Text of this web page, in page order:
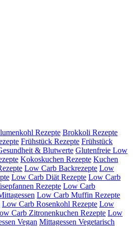
Rezepte Brokkoli Rezepte
Frühstück Rezepte Frühstück
& Blutwerte Glutenfreie Low
Kokoskuchen Rezepte Kuchen
Low Carb Backrezepte Low
Low Carb Diät Rezepte Low Carb
Rezepte Low Carb
Low Carb Muffin Rezepte
Low Carb Rosenkohl Rezepte Low
Carb Zitronenkuchen Rezepte Low
Vegan Mittagessen Vegetarisch